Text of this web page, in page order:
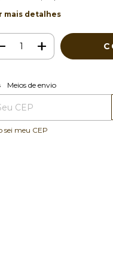
mais detalhes
para o CEP:
Meios de envio
sei meu CEP